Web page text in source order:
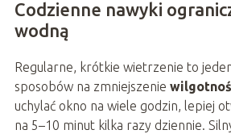
Codzienne nawyki
wodną
Regularne, krótkie wietrzenie to
sposobów na zmniejszenie
uchylać okno na wiele godzin, lepiej
na 5–10 minut kilka razy dziennie.